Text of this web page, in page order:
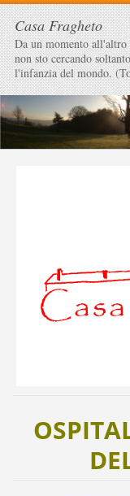
Casa Fragheto
Da un momento
non sto cercando
l'infanzia del mondo.